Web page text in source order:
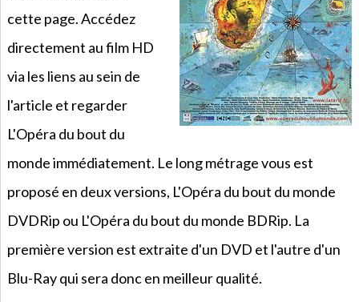
cette page. Accédez
directement au film HD
via les liens au sein de
l'article et regarder
L'Opéra du bout du
monde immédiatement. Le long métrage vous est
proposé en deux versions, L'Opéra du bout du monde
DVDRip ou L'Opéra du bout du monde BDRip. La
première version est extraite d'un DVD et l'autre d'un
Blu-Ray qui sera donc en meilleur qualité.